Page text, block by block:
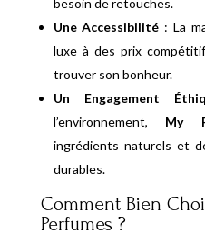
Une Accessibilité : La
luxe à des prix
trouver son bonheur.
Un Engagement
l’environnement, My
ingrédients naturels et
durables.
Comment Bien
Perfumes ?